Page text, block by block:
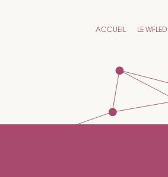
ACCUEIL LE WFLED